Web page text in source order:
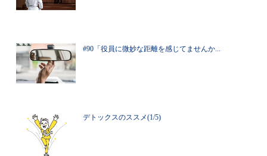
#90「役員に微妙な距離を感じてませんか...
デトックスのススメ(1/5)